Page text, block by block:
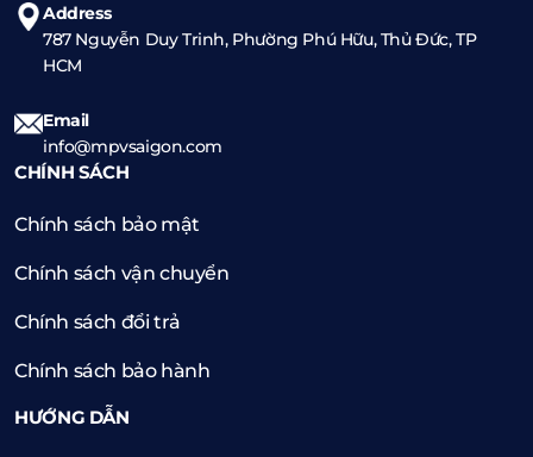
Address
787 Nguyễn Duy Trinh, Phường Phú Hữu, Thủ Đức, TP
HCM
Email
info@mpvsaigon.com
CHÍNH SÁCH
Chính sách bảo mật
Chính sách vận chuyển
Chính sách đổi trả
Chính sách bảo hành
HƯỚNG DẪN